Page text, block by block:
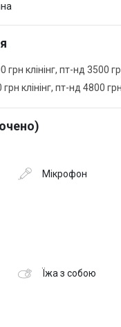
клінінг, пт-нд 3500
клінінг, пт-нд 4800
Мікрофон
Їжа з собою